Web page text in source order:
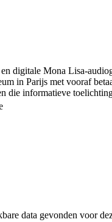
digitale Mona Lisa-
in Parijs met vooraf
die informatieve
data gevonden voor